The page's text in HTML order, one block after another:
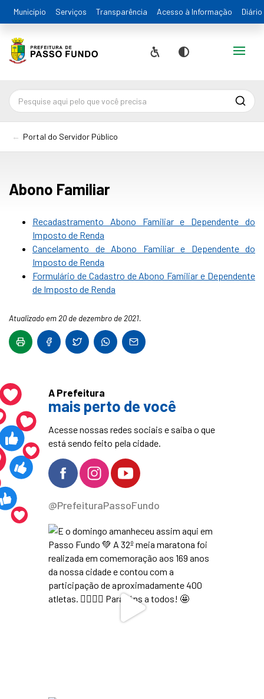
Município Serviços Transparência Acesso à Informação
Acessibilidade
Contraste
Alternar
Portal do Servidor Público
Abono Familiar
Recadastramento Abono Familiar e Dependente do
Imposto de Renda
Cancelamento de Abono Familiar e Dependente do
Imposto de Renda
Formulário de Cadastro de Abono Familiar e Dependente
de Imposto de Renda
Atualizado em 20 de dezembro de 2021.
A Prefeitura
mais perto de você
Acesse nossas redes sociais e saiba o que
está sendo feito pela cidade.
@PrefeituraPassoFundo